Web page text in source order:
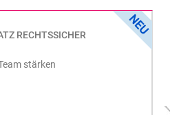
RECHTSSICHER
stärken